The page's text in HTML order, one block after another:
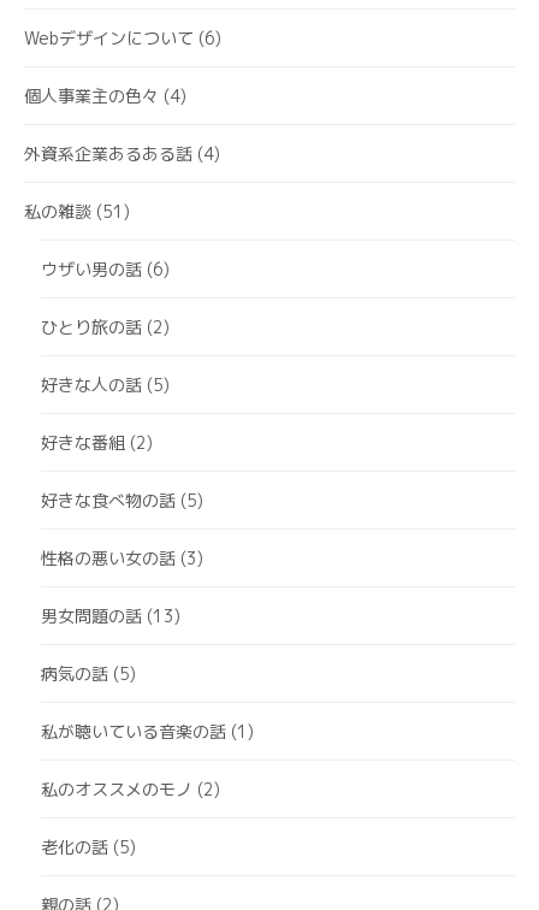
Webデザインについて (6)
個人事業主の色々 (4)
外資系企業あるある話 (4)
私の雑談 (51)
ウザい男の話 (6)
ひとり旅の話 (2)
好きな人の話 (5)
好きな番組 (2)
好きな食べ物の話 (5)
性格の悪い女の話 (3)
男女問題の話 (13)
病気の話 (5)
私が聴いている音楽の話 (1)
私のオススメのモノ (2)
老化の話 (5)
親の話 (2)